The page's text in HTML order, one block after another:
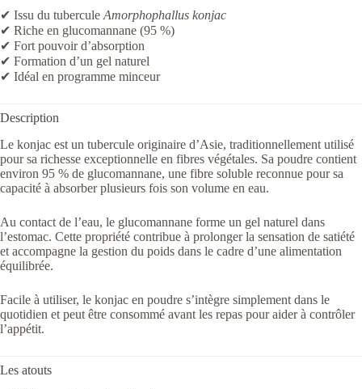
✔ Issu du tubercule Amorphophallus konjac
✔ Riche en glucomannane (95 %)
✔ Fort pouvoir d’absorption
✔ Formation d’un gel naturel
✔ Idéal en programme minceur
Description
Le konjac est un tubercule originaire d’Asie, traditionnellement utilisé
pour sa richesse exceptionnelle en fibres végétales. Sa poudre contient
environ 95 % de glucomannane, une fibre soluble reconnue pour sa
capacité à absorber plusieurs fois son volume en eau.
Au contact de l’eau, le glucomannane forme un gel naturel dans
l’estomac. Cette propriété contribue à prolonger la sensation de satiété
et accompagne la gestion du poids dans le cadre d’une alimentation
équilibrée.
Facile à utiliser, le konjac en poudre s’intègre simplement dans le
quotidien et peut être consommé avant les repas pour aider à contrôler
l’appétit.
Les atouts